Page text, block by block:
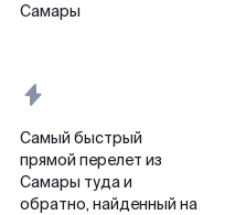
Самары
Самый быстрый
прямой перелет из
Самары туда и
обратно, найденный на